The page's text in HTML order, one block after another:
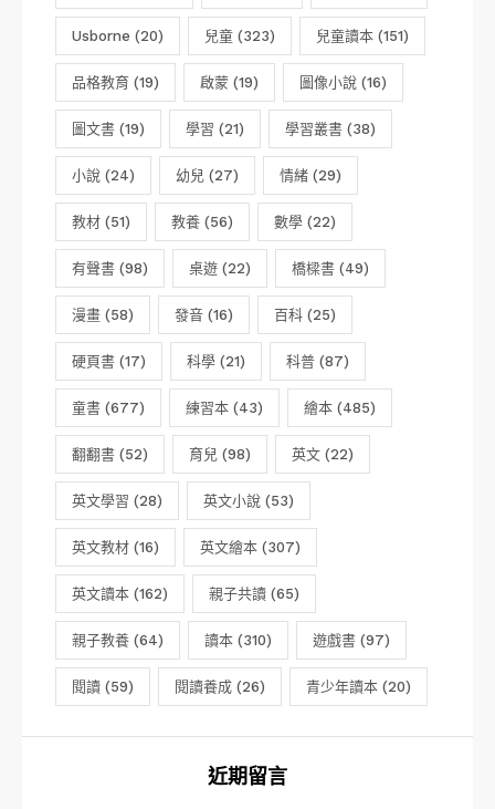
Usborne (20) 兒童 (323) 兒童讀本 (151)
品格教育 (19) 啟蒙 (19) 圖像小說 (16)
圖文書 (19) 學習 (21) 學習叢書 (38)
小說 (24) 幼兒 (27) 情緒 (29)
教材 (51) 教養 (56) 數學 (22)
有聲書 (98) 桌遊 (22) 橋樑書 (49)
漫畫 (58) 發音 (16) 百科 (25)
硬頁書 (17) 科學 (21) 科普 (87)
童書 (677) 練習本 (43) 繪本 (485)
翻翻書 (52) 育兒 (98) 英文 (22)
英文學習 (28) 英文小說 (53)
英文教材 (16) 英文繪本 (307)
英文讀本 (162) 親子共讀 (65)
親子教養 (64) 讀本 (310) 遊戲書 (97)
閱讀 (59) 閱讀養成 (26) 青少年讀本 (20)
近期留言